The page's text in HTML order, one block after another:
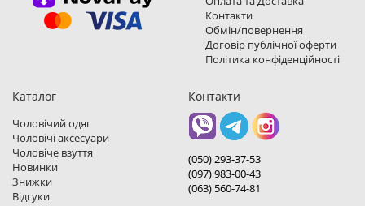
Контакти
Обмін/повернення
Договір публічної оферти
Політика конфіденційності
Каталог
Чоловічий одяг
Чоловічі аксесуари
Чоловіче взуття
Новинки
Знижки
Відгуки
Контакти
(050) 293-37-53
(097) 983-00-43
(063) 560-74-81